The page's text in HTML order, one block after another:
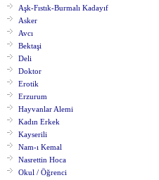
Aşk-Fıstık-Burmalı Kadayıf
Asker
Avcı
Bektaşi
Deli
Doktor
Erotik
Erzurum
Hayvanlar Alemi
Kadın Erkek
Kayserili
Nam-ı Kemal
Nasrettin Hoca
Okul / Öğrenci